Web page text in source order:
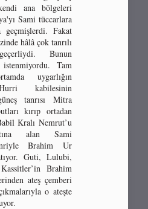
ana bölgeleri
Sami tüccarlara
geçmişlerdi. Fakat
hâlâ çok tanrılı
Bunun
Tam
uygarlığın
kabilesinin
tanrısı Mitra
kırıp ortadan
Kralı Nemrut’u
alan Sami
Brahim Ur
Guti, Lulubi,
Brahim
ateş çemberi
o ateşte